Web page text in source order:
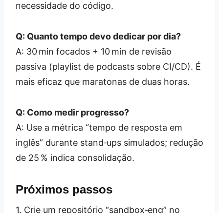
necessidade do código.
Q: Quanto tempo devo dedicar por dia?
A: 30 min focados + 10 min de revisão
passiva (playlist de podcasts sobre CI/CD). É
mais eficaz que maratonas de duas horas.
Q: Como medir progresso?
A: Use a métrica “tempo de resposta em
inglês” durante stand‑ups simulados; redução
de 25 % indica consolidação.
Próximos passos
1. Crie um repositório “sandbox‑eng” no